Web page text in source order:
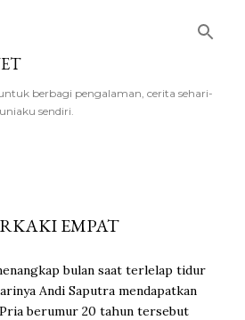
berbagi pengalaman, cerita sehari-
sendiri.
EMPAT
bulan saat terlelap tidur
Andi Saputra mendapatkan
berumur 20 tahun tersebut